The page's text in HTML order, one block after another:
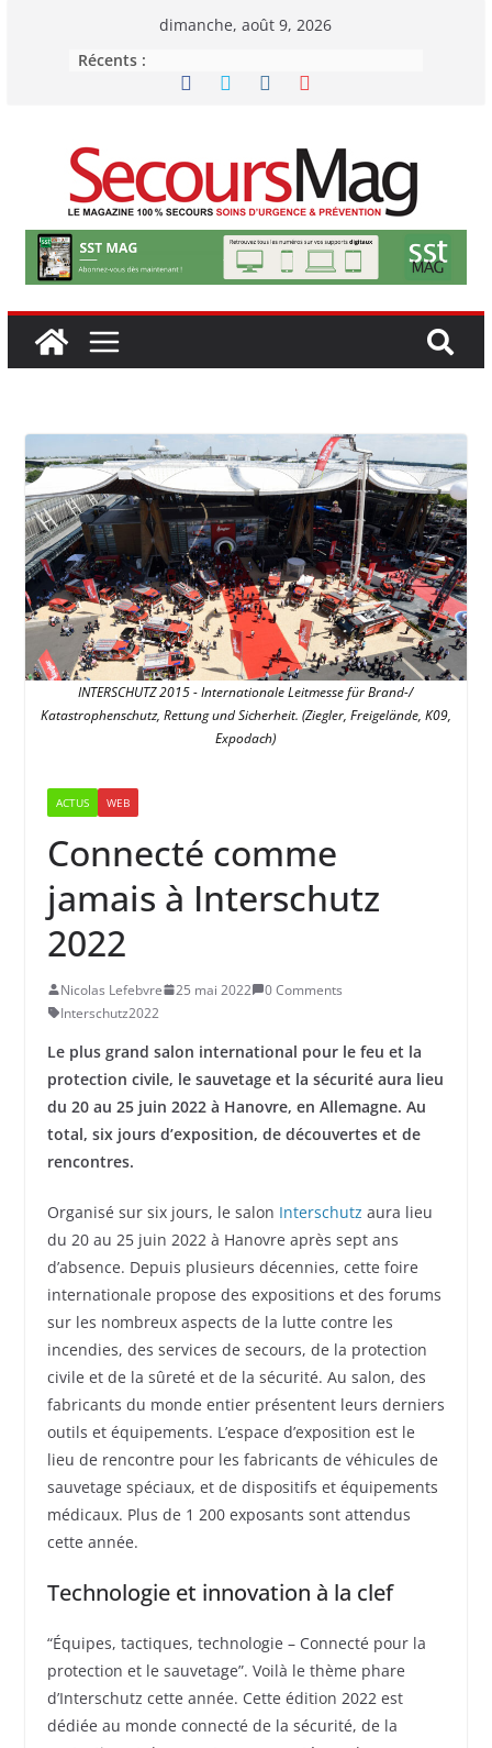
dimanche, août 9, 2026
Récents :
INTERSCHUTZ 2015 - Internationale Leitmesse für Brand-/
Katastrophenschutz, Rettung und Sicherheit. (Ziegler, Freigelände, K09,
Expodach)
ACTUS WEB
Connecté comme
jamais à Interschutz
2022
Nicolas Lefebvre 25 mai 2022
0 Comments
Interschutz2022
Le plus grand salon international pour le feu et la
protection civile, le sauvetage et la sécurité aura lieu
du 20 au 25 juin 2022 à Hanovre, en Allemagne. Au
total, six jours d’exposition, de découvertes et de
rencontres.
Organisé sur six jours, le salon Interschutz aura lieu
du 20 au 25 juin 2022 à Hanovre après sept ans
d’absence. Depuis plusieurs décennies, cette foire
internationale propose des expositions et des forums
sur les nombreux aspects de la lutte contre les
incendies, des services de secours, de la protection
civile et de la sûreté et de la sécurité. Au salon, des
fabricants du monde entier présentent leurs derniers
outils et équipements. L’espace d’exposition est le
lieu de rencontre pour les fabricants de véhicules de
sauvetage spéciaux, et de dispositifs et équipements
médicaux. Plus de 1 200 exposants sont attendus
cette année.
Technologie et innovation à la clef
“Équipes, tactiques, technologie – Connecté pour la
protection et le sauvetage”. Voilà le thème phare
d’Interschutz cette année. Cette édition 2022 est
dédiée au monde connecté de la sécurité, de la